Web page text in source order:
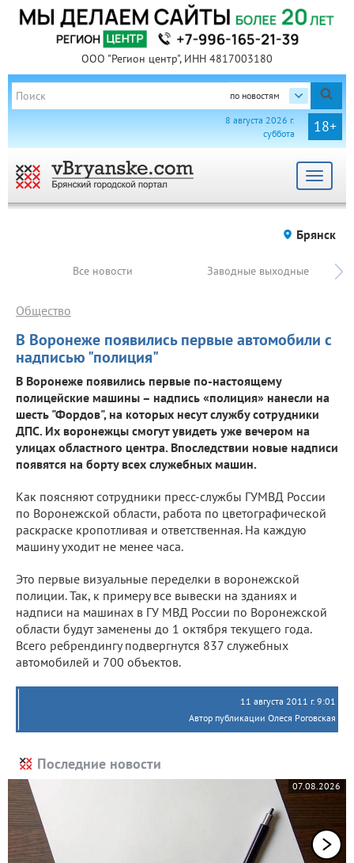
ООО "Регион центр", ИНН 4817003180
по новостям
18+
8 августа 2026 г.
суббота
Toggle
Брянск
Все новости Заводные выходные
В Воронеже появились первые автомобили с
надписью "полиция"
Общество
В Воронеже появились первые по-настоящему
полицейские машины – надпись «полиция» нанесли на
шесть "Фордов", на которых несут службу сотрудники
ДПС. Их воронежцы смогут увидеть уже вечером на
улицах областного центра. Впоследствии новые надписи
появятся на борту всех служебных машин.
Как поясняют сотрудники пресс-службы ГУМВД России
по Воронежской области, работа по цветографической
раскраске кропотливая и ответственная. На каждую
машину уходит не менее часа.
Это первые визуальные переделки в воронежской
полиции. Так, к примеру все вывески на зданиях и
надписи на машинах в ГУ МВД России по Воронежской
области будут заменены до 1 октября текущего года.
Всего ребрендингу подвергнутся 837 служебных
автомобилей и 700 объектов.
11 августа 2011 г. 9:01
Автор публикации Олеся Роговская
Последние новости
07.08.2026